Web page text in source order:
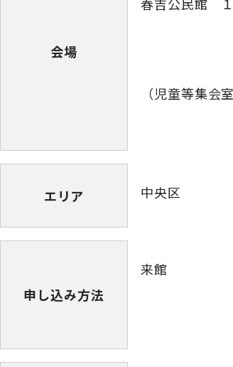
会場
（児童等集会室
エリア 中央区
申し込み方法
来館